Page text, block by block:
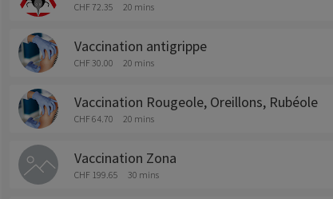
CHF 72.35 20 mins
Vaccination antigrippe
CHF 30.00 20 mins
Vaccination Rougeole, Oreillons, Rubéole
CHF 64.70 20 mins
Vaccination Zona
CHF 199.65 30 mins